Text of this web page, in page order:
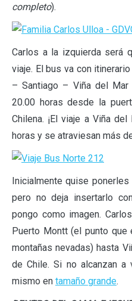
completo).
Carlos a la izquierda será
viaje. El bus va con
– Santiago – Viña del
20.00 horas desde la
Chilena. ¡El viaje a Viña
horas y se atraviesan más
Inicialmente quise
pero no deja insertarlo
pongo como imagen.
Puerto Montt (el punto que
montañas nevadas) hasta
de Chile. Si no alcanzan
mismo en tamaño grande.